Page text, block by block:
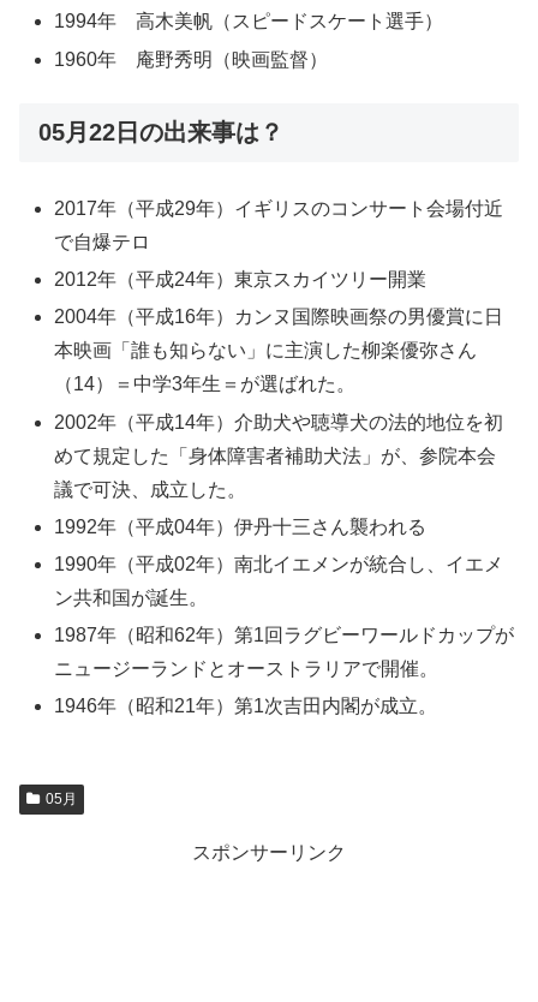
1994年 高木美帆（スピードスケート選手）
1960年 庵野秀明（映画監督）
05月22日の出来事は？
2017年（平成29年）イギリスのコンサート会場付近
で自爆テロ
2012年（平成24年）東京スカイツリー開業
2004年（平成16年）カンヌ国際映画祭の男優賞に日
本映画「誰も知らない」に主演した柳楽優弥さん
（14）＝中学3年生＝が選ばれた。
2002年（平成14年）介助犬や聴導犬の法的地位を初
めて規定した「身体障害者補助犬法」が、参院本会
議で可決、成立した。
1992年（平成04年）伊丹十三さん襲われる
1990年（平成02年）南北イエメンが統合し、イエメ
ン共和国が誕生。
1987年（昭和62年）第1回ラグビーワールドカップが
ニュージーランドとオーストラリアで開催。
1946年（昭和21年）第1次吉田内閣が成立。
05月
スポンサーリンク